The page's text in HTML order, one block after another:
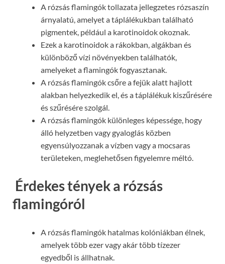
A rózsás flamingók tollazata jellegzetes rózsaszín
árnyalatú, amelyet a táplálékukban található
pigmentek, például a karotinoidok okoznak.
Ezek a karotinoidok a rákokban, algákban és
különböző vízi növényekben találhatók,
amelyeket a flamingók fogyasztanak.
A rózsás flamingók csőre a fejük alatt hajlott
alakban helyezkedik el, és a táplálékuk kiszűrésére
és szűrésére szolgál.
A rózsás flamingók különleges képessége, hogy
álló helyzetben vagy gyaloglás közben
egyensúlyozzanak a vízben vagy a mocsaras
területeken, meglehetősen figyelemre méltó.
Érdekes tények a rózsás
flamingóról
A rózsás flamingók hatalmas kolóniákban élnek,
amelyek több ezer vagy akár több tízezer
egyedből is állhatnak.